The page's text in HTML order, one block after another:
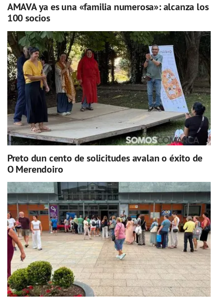
AMAVA ya es una «familia numerosa»: alcanza los
100 socios
Preto dun cento de solicitudes avalan o éxito de
O Merendoiro